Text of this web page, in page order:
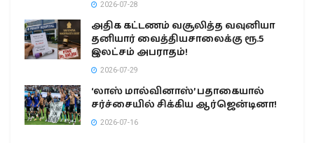
2026-07-28
அதிக கட்டணம் வசூலித்த வவுனியா
தனியார் வைத்தியசாலைக்கு ரூ.5
இலட்சம் அபராதம்!
2026-07-29
‘லாஸ் மால்வினாஸ்’ பதாகையால்
சர்ச்சையில் சிக்கிய ஆர்ஜென்டினா!
2026-07-16